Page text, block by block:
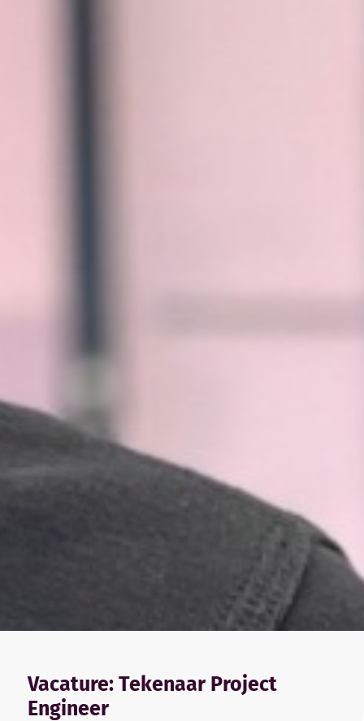
Vacature: Tekenaar Project
Engineer